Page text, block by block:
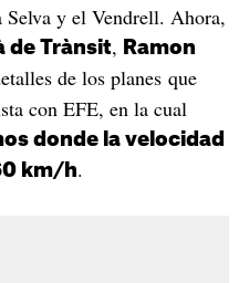
y el Vendrell. Ahora,
de Trànsit, Ramon
de los planes que
con EFE, en la cual
donde la velocidad
km/h.